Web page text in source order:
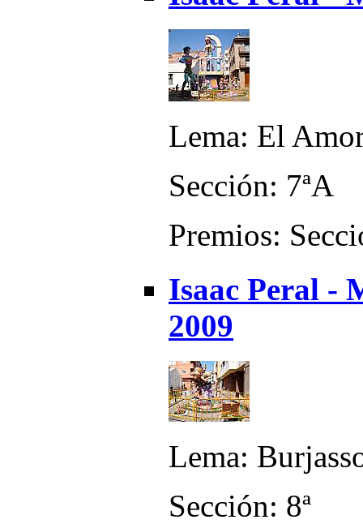
Lema: El
Sección: 7ªA
Premios:
Isaac Peral -
2009
Lema:
Sección: 8ª